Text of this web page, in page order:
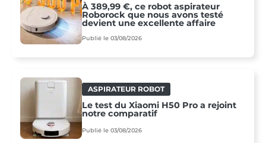
À 389,99 €, ce robot aspirateur
Roborock que nous avons testé
devient une excellente affaire
Publié le 03/08/2026
ASPIRATEUR ROBOT
Le test du Xiaomi H50 Pro a rejoint
notre comparatif
Publié le 03/08/2026